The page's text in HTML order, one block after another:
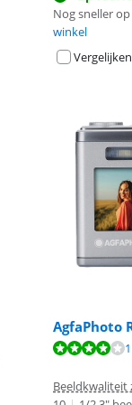
Nog sneller
winkel
Vergelijken
AgfaPhoto
Beoordeling is
Beeldkwaliteit
Beoordeling is
Beoordeling is